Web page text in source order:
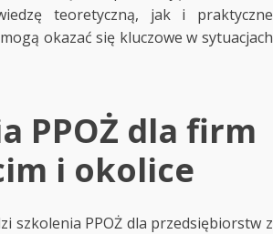
teoretyczną, jak i praktyczne
okazać się kluczowe w sytuacjach
PPOŻ dla firm
i okolice
szkolenia PPOŻ dla przedsiębiorstw z